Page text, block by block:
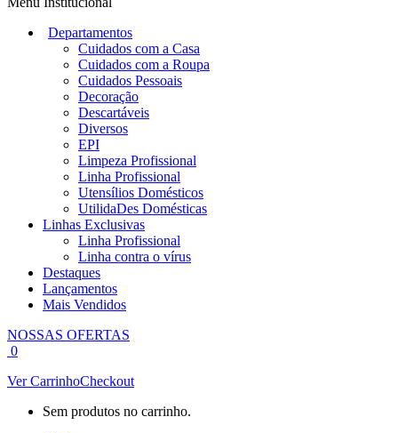
Departamentos
Cuidados com a Casa
Cuidados com a Roupa
Cuidados Pessoais
Decoração
Descartáveis
Diversos
EPI
Limpeza Profissional
Linha Profissional
Utensílios Domésticos
UtilidaDes Domésticas
Linhas Exclusivas
Linha Profissional
Linha contra o vírus
Destaques
Lançamentos
Mais Vendidos
NOSSAS OFERTAS
0
Ver CarrinhoCheckout
Sem produtos no carrinho.